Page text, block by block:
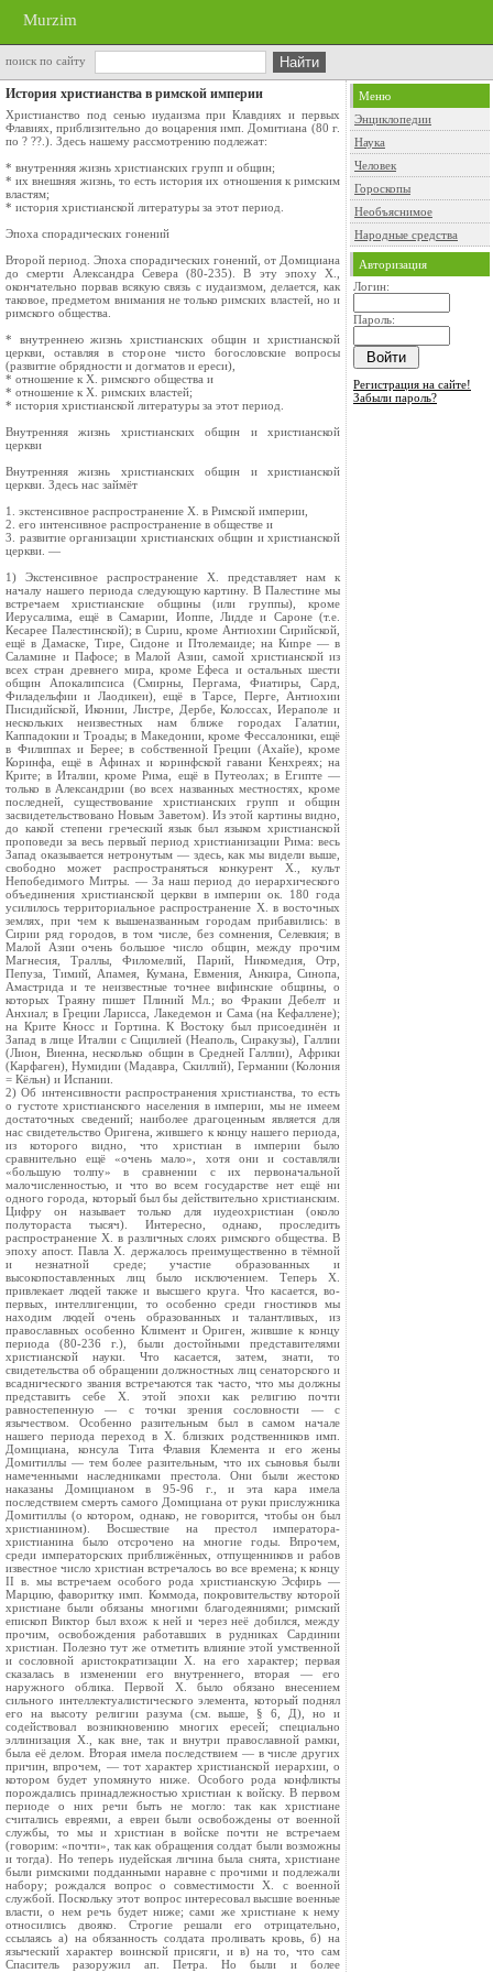
Murzim
поиск по сайту
История христианства в римской империи
Христианство под сенью иудаизма при Клавдиях и первых
Флавиях, приблизительно до воцарения имп. Домитиана (80 г.
по ? ??.). Здесь нашему рассмотрению подлежат:
* внутренняя жизнь христианских групп и общин;
* их внешняя жизнь, то есть история их отношения к римским
властям;
* история христианской литературы за этот период.
Эпоха спорадических гонений
Второй период. Эпоха спорадических гонений, от Домициана
до смерти Александра Севера (80-235). В эту эпоху X.,
окончательно порвав всякую связь с иудаизмом, делается, как
таковое, предметом внимания не только римских властей, но и
римского общества.
* внутреннею жизнь христианских общин и христианской
церкви, оставляя в стороне чисто богословские вопросы
(развитие обрядности и догматов и ереси),
* отношение к X. римского общества и
* отношение к X. римских властей;
* история христианской литературы за этот период.
Внутренняя жизнь христианских общин и христианской
церкви
Внутренняя жизнь христианских общин и христианской
церкви. Здесь нас займёт
1. экстенсивное распространение X. в Римской империи,
2. его интенсивное распространение в обществе и
3. развитие организации христианских общин и христианской
церкви. —
1) Экстенсивное распространение X. представляет нам к
началу нашего периода следующую картину. В Палестине мы
встречаем христианские общины (или группы), кроме
Иерусалима, ещё в Самарии, Иоппе, Лидде и Сароне (т.е.
Кесарее Палестинской); в Cupиu, кроме Антиохии Сирийской,
ещё в Дамаске, Тире, Сидоне и Птолемаиде; на Киnpе — в
Саламине и Пафосе; в Малой Азии, самой христианской из
всех стран древнего мира, кроме Ефеса и остальных шести
общин Апокалипсиса (Смирны, Пергама, Фиатиры, Сард,
Филадельфии и Лаодикеи), ещё в Тарсе, Перге, Антиохии
Писидийской, Иконии, Листре, Дербе, Колоссах, Иераполе и
нескольких неизвестных нам ближе городах Галатии,
Каппадокии и Троады; в Македонии, кроме Фессалоники, ещё
в Филиппах и Берее; в собственной Греции (Ахайе), кроме
Коринфа, ещё в Афинах и коринфской гавани Кенхреях; на
Крите; в Италии, кроме Рима, ещё в Путеолах; в Египте —
только в Александрии (во всех названных местностях, кроме
последней, существование христианских групп и общин
засвидетельствовано Новым Заветом). Из этой картины видно,
до какой степени греческий язык был языком христианской
проповеди за весь первый период христианизации Рима: весь
Запад оказывается нетронутым — здесь, как мы видели выше,
свободно может распространяться конкурент X., культ
Непобедимого Митры. — За наш период до иерархического
объединения христианской церкви в империи ок. 180 года
усилилось территориальное распространение X. в восточных
землях, при чем к вышеназванным городам прибавились: в
Сирии ряд городов, в том числе, без сомнения, Селевкия; в
Малой Азии очень большое число общин, между прочим
Магнесия, Траллы, Филомелий, Парий, Никомедия, Отр,
Пепуза, Тимий, Апамея, Кумана, Евмения, Анкира, Синопа,
Амастрида и те неизвестные точнее вифинские общины, о
которых Траяну пишет Плиний Мл.; во Фракии Дебелт и
Анхиал; в Греции Ларисса, Лакедемон и Сама (на Кефаллене);
на Крите Кносс и Гортина. К Востоку был присоединён и
Запад в лице Италии с Сицилией (Неаполь, Сиракузы), Галлии
(Лион, Виенна, несколько общин в Средней Галлии), Африки
(Карфаген), Нумидии (Мадавра, Скиллий), Германии (Колония
= Кёльн) и Испании.
2) Об интенсивности распространения христианства, то есть
о густоте христианского населения в империи, мы не имеем
достаточных сведений; наиболее драгоценным является для
нас свидетельство Оригена, жившего к концу нашего периода,
из которого видно, что христиан в империи было
сравнительно ещё «очень мало», хотя они и составляли
«большую толпу» в сравнении с их первоначальной
малочисленностью, и что во всем государстве нет ещё ни
одного города, который был бы действительно христианским.
Цифру он называет только для иудеохристиан (около
полутораста тысяч). Интересно, однако, проследить
распространение X. в различных слоях римского общества. В
эпоху апост. Павла X. держалось преимущественно в тёмной
и незнатной среде; участие образованных и
высокопоставленных лиц было исключением. Теперь X.
привлекает людей также и высшего круга. Что касается, во-
первых, интеллигенции, то особенно среди гностиков мы
находим людей очень образованных и талантливых, из
православных особенно Климент и Ориген, жившие к концу
периода (80-236 г.), были достойными представителями
христианской науки. Что касается, затем, знати, то
свидетельства об обращении должностных лиц сенаторского и
всаднического звания встречаются так часто, что мы должны
представить себе X. этой эпохи как религию почти
равностепенную — с точки зрения сословности — с
язычеством. Особенно разительным был в самом начале
нашего периода переход в X. близких родственников имп.
Домициана, консула Тита Флавия Клемента и его жены
Домитиллы — тем более разительным, что их сыновья были
намеченными наследниками престола. Они были жестоко
наказаны Домицианом в 95-96 г., и эта кара имела
последствием смерть самого Домициана от руки прислужника
Домитиллы (о котором, однако, не говорится, чтобы он был
христианином). Восшествие на престол императора-
христианина было отсрочено на многие годы. Впрочем,
среди императорских приближённых, отпущенников и рабов
известное число христиан встречалось во все времена; к концу
II в. мы встречаем особого рода христианскую Эсфирь —
Марцию, фаворитку имп. Коммода, покровительству которой
христиане были обязаны многими благодеяниями; римский
епископ Виктор был вхож к ней и через неё добился, между
прочим, освобождения работавших в рудниках Сардинии
христиан. Полезно тут же отметить влияние этой умственной
и сословной аристократизации X. на его характер; первая
сказалась в изменении его внутреннего, вторая — его
наружного облика. Первой X. было обязано внесением
сильного интеллектуалистического элемента, который поднял
его на высоту религии разума (см. выше, § 6, Д), но и
содействовал возникновению многих ересей; специально
эллинизация X., как вне, так и внутри православной рамки,
была её делом. Вторая имела последствием — в числе других
причин, впрочем, — тот характер христианской иерархии, о
котором будет упомянуто ниже. Особого рода конфликты
порождались принадлежностью христиан к войску. В первом
периоде о них речи быть не могло: так как христиане
считались евреями, а евреи были освобождены от военной
службы, то мы и христиан в войске почти не встречаем
(говорим: «почти», так как обращения солдат были возможны
и тогда). Но теперь иудейская личина была снята, христиане
были римскими подданными наравне с прочими и подлежали
набору; рождался вопрос о совместимости X. с военной
службой. Поскольку этот вопрос интересовал высшие военные
власти, о нем речь будет ниже; сами же христиане к нему
относились двояко. Строгие решали его отрицательно,
ссылаясь а) на обязанность солдата проливать кровь, б) на
языческий характер воинской присяги, и в) на то, что сам
Спаситель разоружил ап. Петра. Но были и более
Меню
Энциклопедии
Наука
Человек
Гороскопы
Необъяснимое
Народные средства
Авторизация
Логин:
Пароль:
Регистрация на сайте!
Забыли пароль?